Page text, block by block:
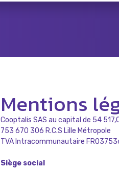
Mentions
Cooptalis SAS au capital de 54
753 670 306 R.C.S Lille Métropole
TVA Intracommunautaire
Siège social